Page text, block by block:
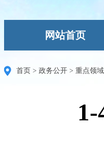
网站首页
首页 > 政务公开 > 重点领